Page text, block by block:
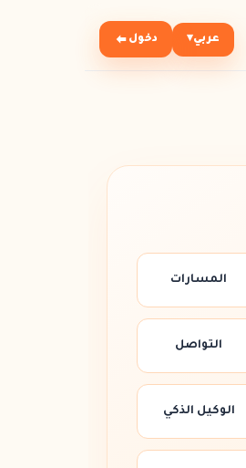
عربي▾ دخول
المسارات
التواصل
الوكيل الذكي